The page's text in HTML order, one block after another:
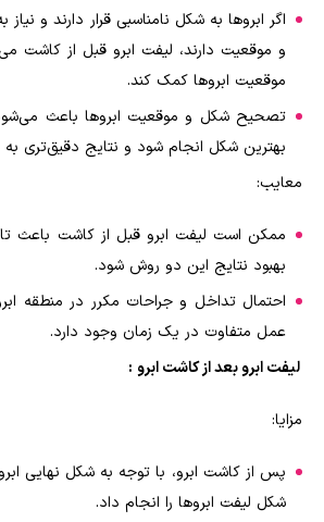
اگر ابروها به شکل نامناسبی قرار دارند و
و موقعیت دارند، لیفت ابرو قبل از کاشت
موقعیت ابروها کمک کند.
تصحیح شکل و موقعیت ابروها باعث می‌شود
بهترین شکل انجام شود و نتایج دقیق‌تری
معایب:
ممکن است لیفت ابرو قبل از کاشت باعث
بهبود نتایج این دو روش شود.
احتمال تداخل و جراحات مکرر در منطقه
عمل متفاوت در یک زمان وجود دارد.
لیفت ابرو بعد از کاشت ابرو :
مزایا:
پس از کاشت ابرو، با توجه به شکل نهایی
شکل لیفت ابروها را انجام داد.